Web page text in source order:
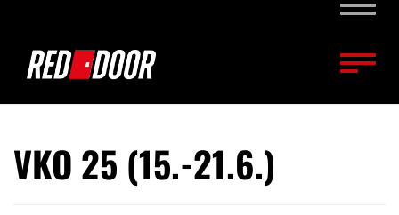
VKO 25 (15.-21.6.)